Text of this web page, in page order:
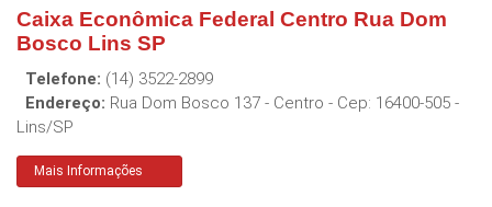
Caixa Econômica Federal Centro Rua Dom
Bosco Lins SP
Telefone: (14) 3522-2899
Endereço: Rua Dom Bosco 137 - Centro - Cep: 16400-505 -
Lins/SP
Mais Informações